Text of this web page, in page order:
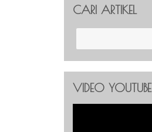
CARI ARTIKEL
VIDEO YOUTUBE